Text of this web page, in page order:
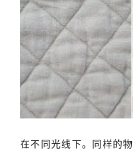
在不同光线下。同样的